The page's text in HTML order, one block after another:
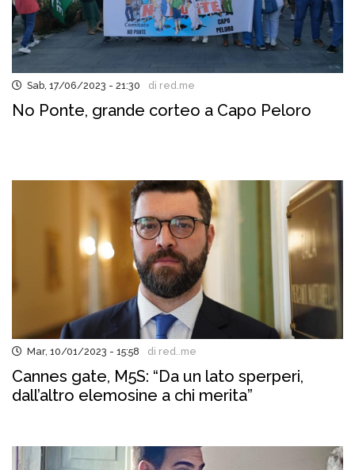
Sab, 17/06/2023 - 21:30 di red.me
No Ponte, grande corteo a Capo Peloro
Mar, 10/01/2023 - 15:58 di red..me
Cannes gate, M5S: “Da un lato sperperi,
dall’altro elemosine a chi merita”